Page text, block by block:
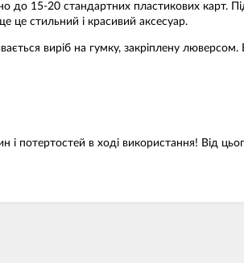
до 15-20 стандартних пластикових карт.
це стильний і красивий аксесуар.
виріб на гумку, закріплену
потертостей в ході використання! Від